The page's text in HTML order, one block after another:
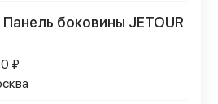
боковины JETOUR
₽